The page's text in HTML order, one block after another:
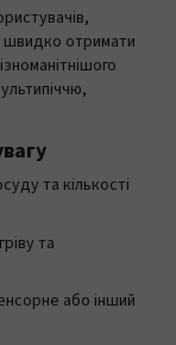
швидко отримати
та кількості
та
або інший